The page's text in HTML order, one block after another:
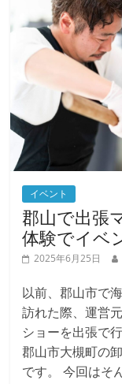
イベント
郡山で出張
体験でイベ
以前、郡山市で
訪れた際、運営
ショーを出張で
郡山市大槻町の